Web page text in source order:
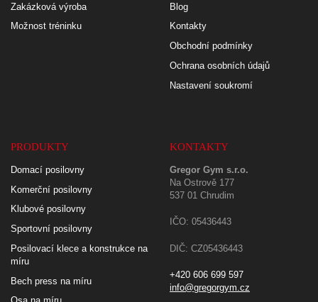
Zakázková výroba
Možnost tréninku
Blog
Kontakty
Obchodní podmínky
Ochrana osobních údajů
Nastavení soukromí
PRODUKTY
Domací posilovny
Komerční posilovny
Klubové posilovny
Sportovní posilovny
Posilovací klece a konstrukce na
míru
Bech press na míru
KONTAKTY
Gregor Gym s.r.o.
Na Ostrově 177
537 01 Chrudim
IČO: 05436443
DIČ: CZ05436443
+420 606 699 597
info@gregorgym.cz